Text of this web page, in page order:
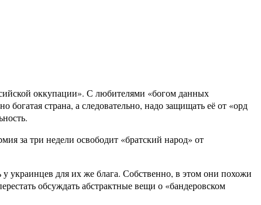
оккупации». С любителями «богом данных
страна, а следовательно, надо защищать её от «орд
за три недели освободит «братский народ» от
украинцев для их же блага. Собственно, в этом они похожи
обсуждать абстрактные вещи о «бандеровском